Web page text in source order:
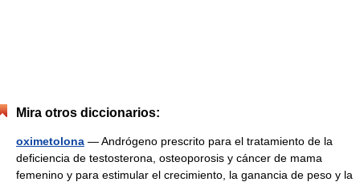
Mira otros diccionarios:
oximetolona — Andrógeno prescrito para el tratamiento de la
deficiencia de testosterona, osteoporosis y cáncer de mama
femenino y para estimular el crecimiento, la ganancia de peso y la